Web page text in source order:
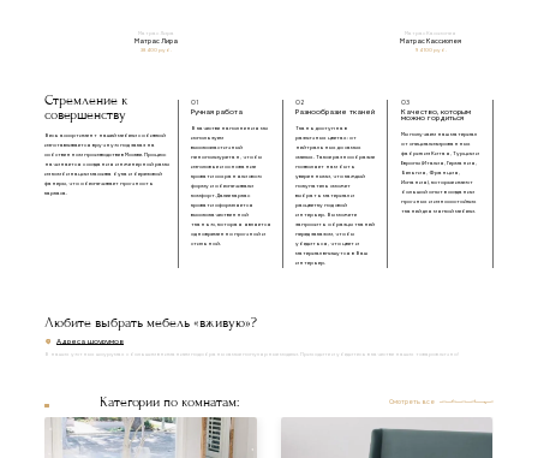
Матрас Лира
Матрас Лира
38 400 руб.
Матрас Кассиопея
Матрас Кассиопея
94 100 руб.
Стремление к
совершенству
Весь ассортимент нашей мебели с обивкой
изготавливается вручную под заказ на
собственном производстве в Москве. Процесс
начинается с создания инженерной рамы
из комбинации массива бука и березовой
фанеры, что обеспечивает прочность
каркаса.
01
Ручная работа
В качестве наполнения мы
используем
высокоэластичный
пенополиуретан, чтобы
изголовье и основание
кровати сохраняли свою
форму и обеспечивали
комфорт. Далее каркас
кровати оформляется
высококачественной
тканью, которая является
одновременно прочной и
стильной.
02
Разнообразие тканей
Ткань доступна в
различных цветах: от
нейтральных до самых
смелых. Такое разнообразие
позволяет нам быть
уверенными, что каждый
покупатель сможет
выбрать материал и
расцветку под свой
интерьер. Вы можете
запросить образцы тканей
перед заказом, чтобы
убедиться, что цвет и
материал впишутся в Ваш
интерьер.
03
Качество, которым
можно гордиться
Мы получаем наш материал
от специализированных
фабрик из Китая, Турции и
Европы (Италия, Германия,
Бельгия, Франция,
Испания), которые имеют
большой опыт в создании
прочных и износостойких
тканей для мягкой мебели.
Любите выбрать мебель «вживую»?
Адреса шоурумов
В наших уютных шоурумах с большим вниманием подобраны самые популярные модели. Приходите и убедитесь в качестве наших товаров лично!
Категории по комнатам: Смотреть все